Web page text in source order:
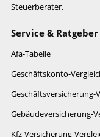
Steuerberater.
Service & Ratgeber
Afa-Tabelle
Geschäftskonto-
Geschäftsversicherung-
Gebäudeversicherung-
Kfz-Versicherung-